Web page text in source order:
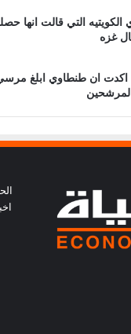
التي قالت انها
غزه
اكدت ان طنطاوي ابلغ